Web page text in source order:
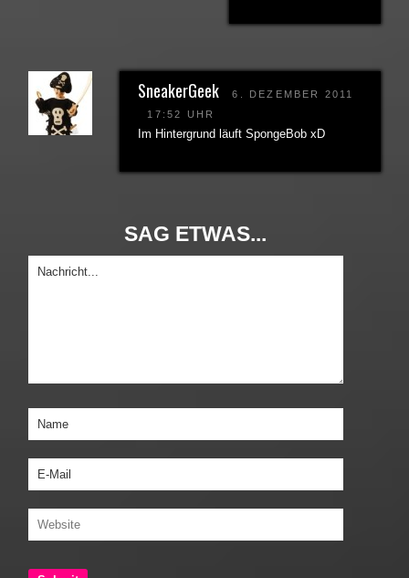
SneakerGeek
6. DEZEMBER 2011
17:52 UHR
Im Hintergrund läuft SpongeBob xD
SAG ETWAS...